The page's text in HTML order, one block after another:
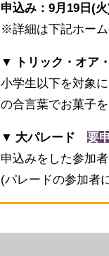
申込み：9月19日(
※詳細は下記ホー
▼ トリック・オア
小学生以下を対象
の合言葉でお菓子を
▼ 大パレード
要
申込みをした参加
(パレードの参加者